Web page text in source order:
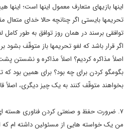
اینها بازیهای متعارف معمول اینها است؛ اینها
تحریمها بایستی اگر چنانچه حالا خدای متعال
توافقی برسند در همان روز توافق به طور کامل
اگر قرار باشد که لغو تحریمها باز متوقّف
اصلاً مذاکره کردیم؟ اصلاً مذاکره و نشستن
بگومگو کردن برای چه بود؟ برای همین بود که
بخواهند متوقّف کنند به یک چیز دیگری، اصلاً قابل
۷. ضرورت حفظ و صنعتی کردن فناوری هسته ای چیست؟
من یک خواسته هایی از مسئولین داشته ام که